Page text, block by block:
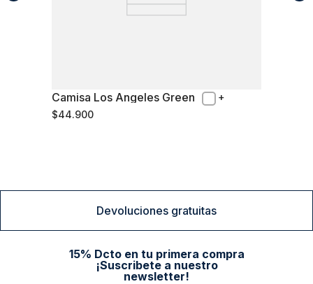
M
Camisa Los Angeles Green
$44.900
Devoluciones gratuitas
15% Dcto en tu primera compra
¡Suscribete a nuestro
newsletter!